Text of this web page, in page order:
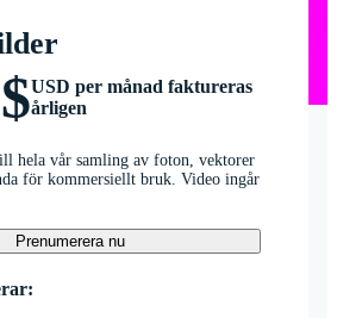
USD per månad faktureras
årligen
hela vår samling av foton, vektorer
för kommersiellt bruk. Video ingår
Prenumerera nu